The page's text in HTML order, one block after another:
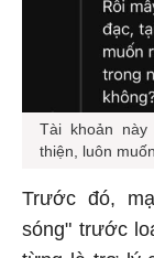
Tài khoản
thiện, luôn
Trước đó,
sóng" trước